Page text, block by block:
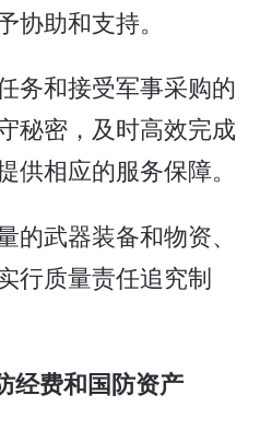
协助和支持。
务和接受军事采购的
秘密，及时高效完成
供相应的服务保障。
的武器装备和物资、
行质量责任追究制
费和国防资产